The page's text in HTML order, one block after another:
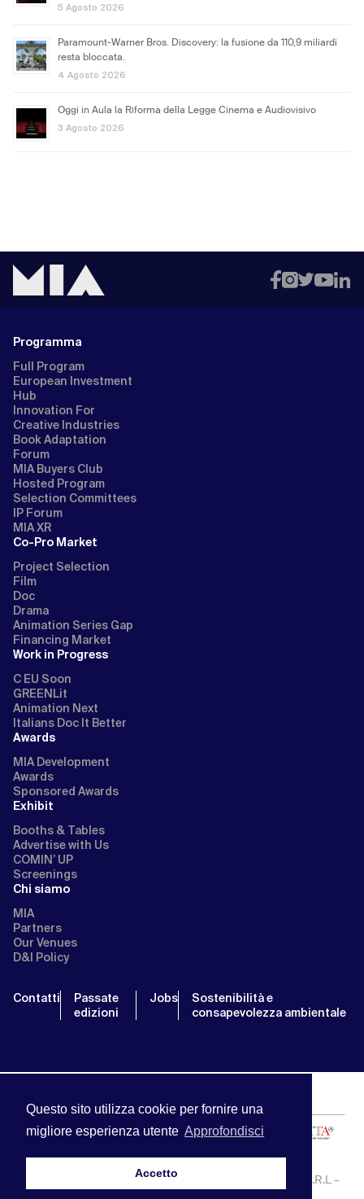
Questo sito utilizza cookie per fornire una
migliore esperienza utente Approfondisci
Accetto
5 Agosto 2026
Paramount-Warner Bros. Discovery: la fusione da 110,9 miliardi
resta bloccata.
4 Agosto 2026
Oggi in Aula la Riforma della Legge Cinema e Audiovisivo
3 Agosto 2026
Programma
Full Program
European Investment
Hub
Innovation For
Creative Industries
Book Adaptation
Forum
MIA Buyers Club
Hosted Program
Selection Committees
IP Forum
MIA XR
Co-Pro Market
Project Selection
Film
Doc
Drama
Animation Series Gap
Financing Market
Work in Progress
C EU Soon
GREENLit
Animation Next
Italians Doc It Better
Awards
MIA Development
Awards
Sponsored Awards
Exhibit
Booths & Tables
Advertise with Us
COMIN’ UP
Screenings
Chi siamo
MIA
Partners
Our Venues
D&I Policy
Contatti
Passate
edizioni
Jobs
Sostenibilità e
consapevolezza ambientale
MIA | Mercato Internazionale Audiovisivo | APA SERVICE S.R.L –